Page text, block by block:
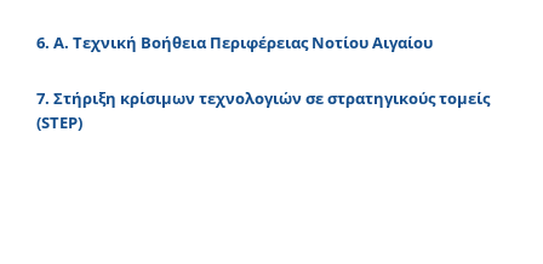
6. Α. Τεχνική Βοήθεια Περιφέρειας Νοτίου Αιγαίου
7. Στήριξη κρίσιμων τεχνολογιών σε στρατηγικούς τομείς
(STEP)